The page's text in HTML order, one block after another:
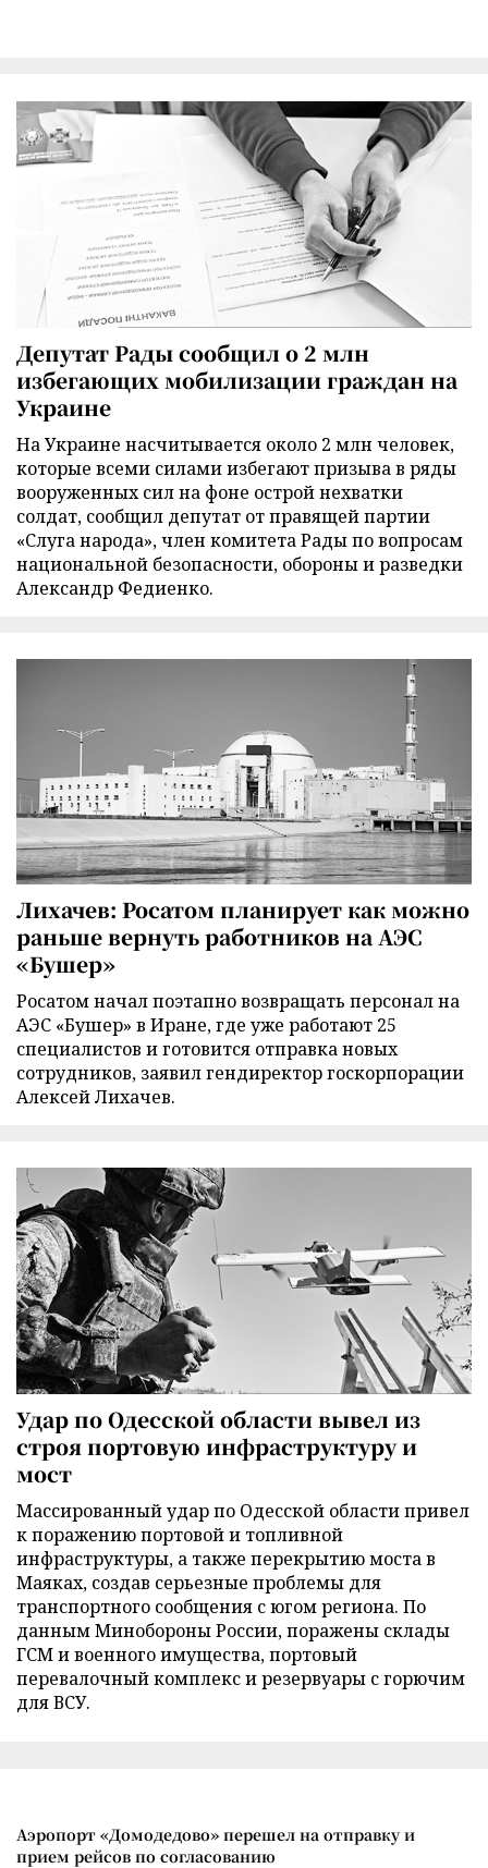
Депутат Рады сообщил о 2 млн
избегающих мобилизации граждан на
Украине
На Украине насчитывается около 2 млн человек,
которые всеми силами избегают призыва в ряды
вооруженных сил на фоне острой нехватки
солдат, сообщил депутат от правящей партии
«Слуга народа», член комитета Рады по вопросам
национальной безопасности, обороны и разведки
Александр Федиенко.
Лихачев: Росатом планирует как можно
раньше вернуть работников на АЭС
«Бушер»
Росатом начал поэтапно возвращать персонал на
АЭС «Бушер» в Иране, где уже работают 25
специалистов и готовится отправка новых
сотрудников, заявил гендиректор госкорпорации
Алексей Лихачев.
Удар по Одесской области вывел из
строя портовую инфраструктуру и
мост
Массированный удар по Одесской области привел
к поражению портовой и топливной
инфраструктуры, а также перекрытию моста в
Маяках, создав серьезные проблемы для
транспортного сообщения с югом региона. По
данным Минобороны России, поражены склады
ГСМ и военного имущества, портовый
перевалочный комплекс и резервуары с горючим
для ВСУ.
Аэропорт «Домодедово» перешел на отправку и
прием рейсов по согласованию